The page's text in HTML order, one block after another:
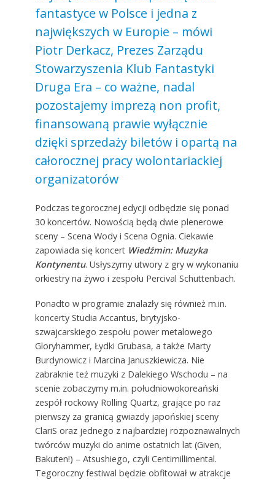
fantastyce w Polsce i jedna z
największych w Europie – mówi
Piotr Derkacz, Prezes Zarządu
Stowarzyszenia Klub Fantastyki
Druga Era – co ważne, nadal
pozostajemy imprezą non profit,
finansowaną prawie wyłącznie
dzięki sprzedaży biletów i opartą na
całorocznej pracy wolontariackiej
organizatorów
Podczas tegorocznej edycji odbędzie się ponad
30 koncertów. Nowością będą dwie plenerowe
sceny – Scena Wody i Scena Ognia. Ciekawie
zapowiada się koncert Wiedźmin: Muzyka
Kontynentu. Usłyszymy utwory z gry w wykonaniu
orkiestry na żywo i zespołu Percival Schuttenbach.
Ponadto w programie znalazły się również m.in.
koncerty Studia Accantus, brytyjsko-
szwajcarskiego zespołu power metalowego
Gloryhammer, Łydki Grubasa, a także Marty
Burdynowicz i Marcina Januszkiewicza. Nie
zabraknie też muzyki z Dalekiego Wschodu – na
scenie zobaczymy m.in. południowokoreański
zespół rockowy Rolling Quartz, grające po raz
pierwszy za granicą gwiazdy japońskiej sceny
ClariS oraz jednego z najbardziej rozpoznawalnych
twórców muzyki do anime ostatnich lat (Given,
Bakuten!) – Atsushiego, czyli Centimillimental.
Tegoroczny festiwal będzie obfitował w atrakcje